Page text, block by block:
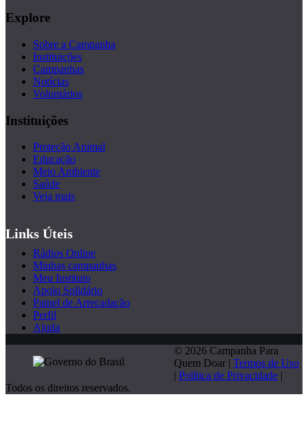
Explore
Sobre a Campanha
Instituições
Campanhas
Notícias
Voluntários
Instituições
Proteção Animal
Educação
Meio Ambiente
Saúde
Veja mais
Links Úteis
Rádios Online
Minhas campanhas
Meu Instituto
Apoio Solidário
Painel de Arrecadação
Perfil
Ajuda
© 2026 Campanha Para
Quem Doar | Termos de Uso
| Política de Privacidade |
Todos os direitos reservados.